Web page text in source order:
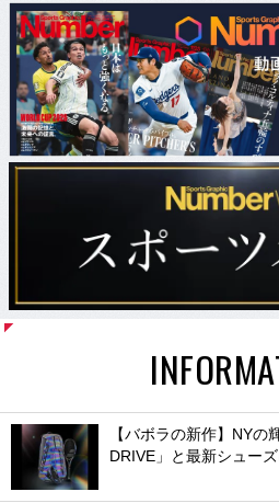
【バボラの新作】NYの
DRIVE」と最新シュー